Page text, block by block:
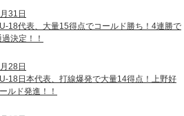
31日
18代表、大量15得点でコールド勝ち！4連勝で
決定！！
28日
18日本代表、打線爆発で大量14得点！上野好
ルド発進！！